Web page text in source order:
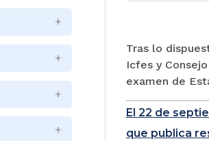
Tras lo
Icfes y
examen de
El 22 de
que publica